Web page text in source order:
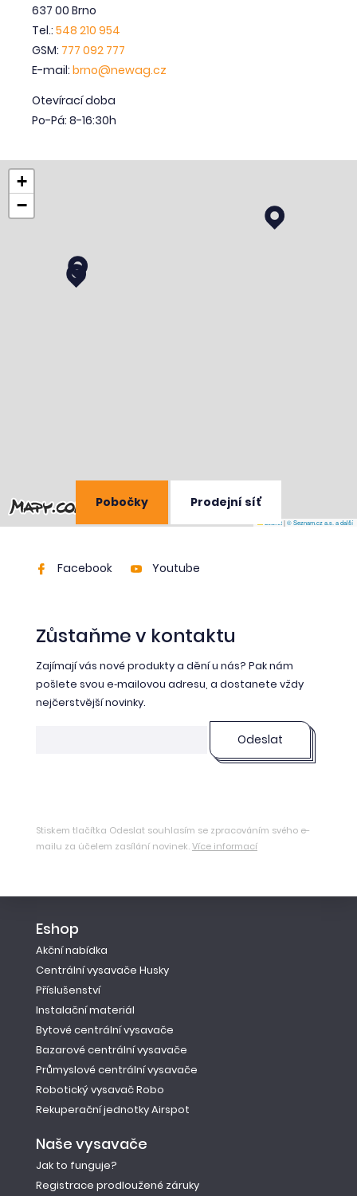
637 00 Brno
Tel.: 548 210 954
GSM: 777 092 777
E-mail: brno@newag.cz
Otevírací doba
Po-Pá: 8-16:30h
Pobočky Prodejní síť
+
−
Leaflet|© Seznam.cz a.s. a další
Facebook Youtube
Zůstaňme v kontaktu
Zajímají vás nové produkty a dění u nás? Pak nám
pošlete svou e‑mailovou adresu, a dostanete vždy
nejčerstvější novinky.
Odeslat
Stiskem tlačítka Odeslat souhlasím se zpracováním svého e-
mailu za účelem zasílání novinek.Více informací
Eshop
Akční nabídka
Centrální vysavače Husky
Příslušenství
Instalační materiál
Bytové centrální vysavače
Bazarové centrální vysavače
Průmyslové centrální vysavače
Robotický vysavač Robo
Rekuperační jednotky Airspot
Naše vysavače
Jak to funguje?
Registrace prodloužené záruky